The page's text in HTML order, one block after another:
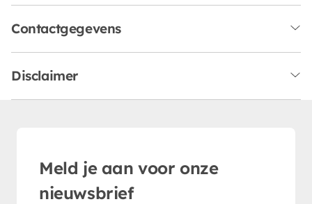
Contactgegevens
Disclaimer
Meld je aan voor onze
nieuwsbrief